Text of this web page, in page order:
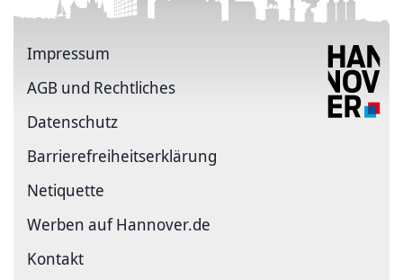
Impressum
AGB und Rechtliches
Datenschutz
Barriere­freiheits­erklärung
Netiquette
Werben auf Hannover.de
Kontakt